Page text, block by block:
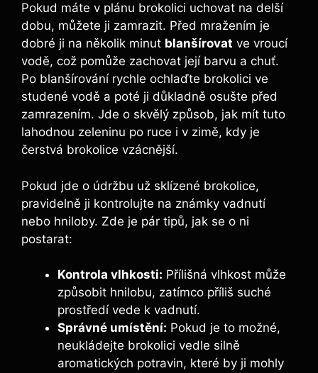
Pokud máte v plánu brokolici uchovat na delší
dobu, můžete ji zamrazit. Před mražením je
dobré ⁤ji na ⁤několik minut blanšírovat ve vroucí
vodě, ⁢což pomůže ⁤zachovat ​její⁢ barvu a chuť.
Po blanšírování rychle ochlaďte ​brokolici ve
studené vodě a‍ poté ji ‍důkladně osušte před
zamrazením. Jde o skvělý způsob, jak mít tuto
lahodnou⁣ zeleninu‌ po ruce i v zimě,⁢ kdy je
čerstvá brokolice vzácnější.
Pokud⁤ jde⁣ o údržbu⁢ už sklízené brokolice,
pravidelně ji kontrolujte na známky vadnutí
nebo hniloby. Zde je ⁣pár tipů, jak se o ni
⁣postarat:
Kontrola vlhkosti: Přílišná vlhkost může
způsobit hnilobu,⁢ zatímco ‍příliš suché
prostředí vede k vadnutí.
Správné ⁣umístění: Pokud‌ je to možné,
neukládejte brokolici vedle silně
‍aromatických⁣ potravin, které ‍by ji mohly